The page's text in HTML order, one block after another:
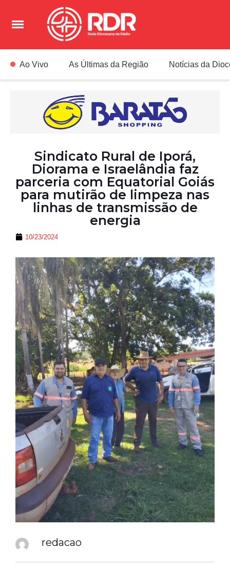
Ao Vivo As Últimas da Região Notícias da
Sindicato Rural de Iporá,
Diorama e Israelândia faz
parceria com Equatorial Goiás
para mutirão de limpeza nas
linhas de transmissão de
energia
10/23/2024
redacao